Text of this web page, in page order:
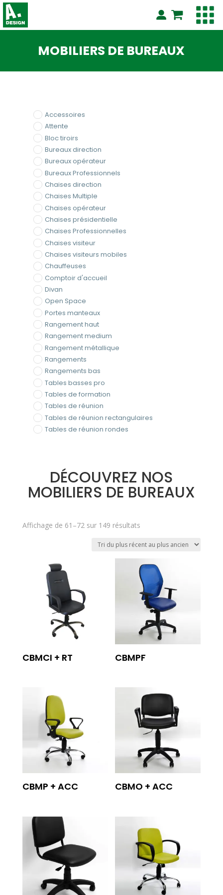
MOBILIERS DE BUREAUX
Accessoires
Attente
Bloc tiroirs
Bureaux direction
Bureaux opérateur
Bureaux Professionnels
Chaises direction
Chaises Multiple
Chaises opérateur
Chaises présidentielle
Chaises Professionnelles
Chaises visiteur
Chaises visiteurs mobiles
Chauffeuses
Comptoir d'accueil
Divan
Open Space
Portes manteaux
Rangement haut
Rangement medium
Rangement métallique
Rangements
Rangements bas
Tables basses pro
Tables de formation
Tables de réunion
Tables de réunion rectangulaires
Tables de réunion rondes
DÉCOUVREZ NOS
MOBILIERS DE BUREAUX
Affichage de 61–72 sur 149 résultatsTrié
plus
récent
au
plus
ancien
CBMCI + RT CBMPF
CBMP + ACC CBMO + ACC